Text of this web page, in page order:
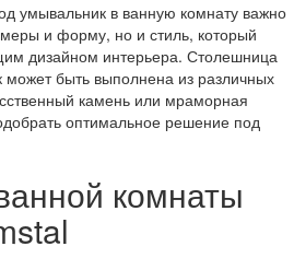
умывальник в ванную комнату важно
и форму, но и стиль, который
дизайном интерьера. Столешница
быть выполнена из различных
камень или мраморная
оптимальное решение под
комнаты